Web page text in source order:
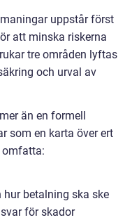
uppstår först
att minska riskerna
tre områden lyftas
och urval av
än en formell
som en karta över ert
omfatta:
hur betalning ska ske
för skador